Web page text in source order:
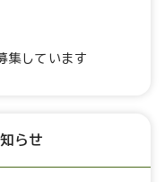
集しています
らせ